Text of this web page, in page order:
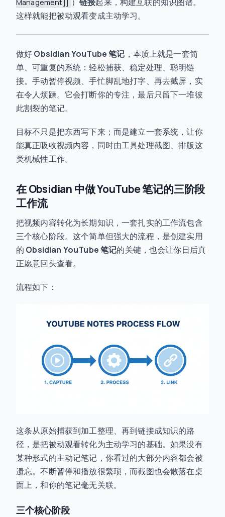
Management]]
这样就能把被动观看变成主动学习。
做好Obsidian YouTube 笔记 ，本质上就是一套简
单、可重复的系统：轻松捕获、稳定处理、聪明链
接。手动暂停视频、手忙脚乱地打字、再去截屏，实
在令人烦躁。它会打断你的专注，最后只留下一堆彼
此割裂的笔记。
目标不只是把东西写下来；而是建立一套系统，让你
能真正吸收视频内容，同时由工具处理截图、排版这
类机械性工作。
在 Obsidian 中做 YouTube 笔记的三阶段
工作流
把视频内容转化为长期知识，一套扎实的工作流包含
三个核心阶段。这个简单但强大的流程，是创建实用
的 Obsidian YouTube 笔记的关键，也会让你日后真
正愿意回头查看。
流程如下：
这条从原始捕获到加工整理、再到链接成知识的路
径，是把被动观看转化为主动学习的基础。如果没有
某种形式的主动记笔记，你看过的大部分内容都会被
遗忘。不断暂停和播放很繁琐，而截图也会散落在桌
面上，和你的笔记毫无关联。
三个核心阶段